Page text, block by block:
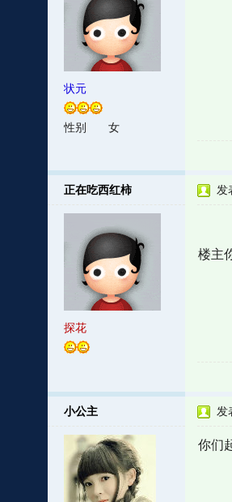
状元
性别 女
正在吃西红柿
探花
发
楼主
小公主 发
你们